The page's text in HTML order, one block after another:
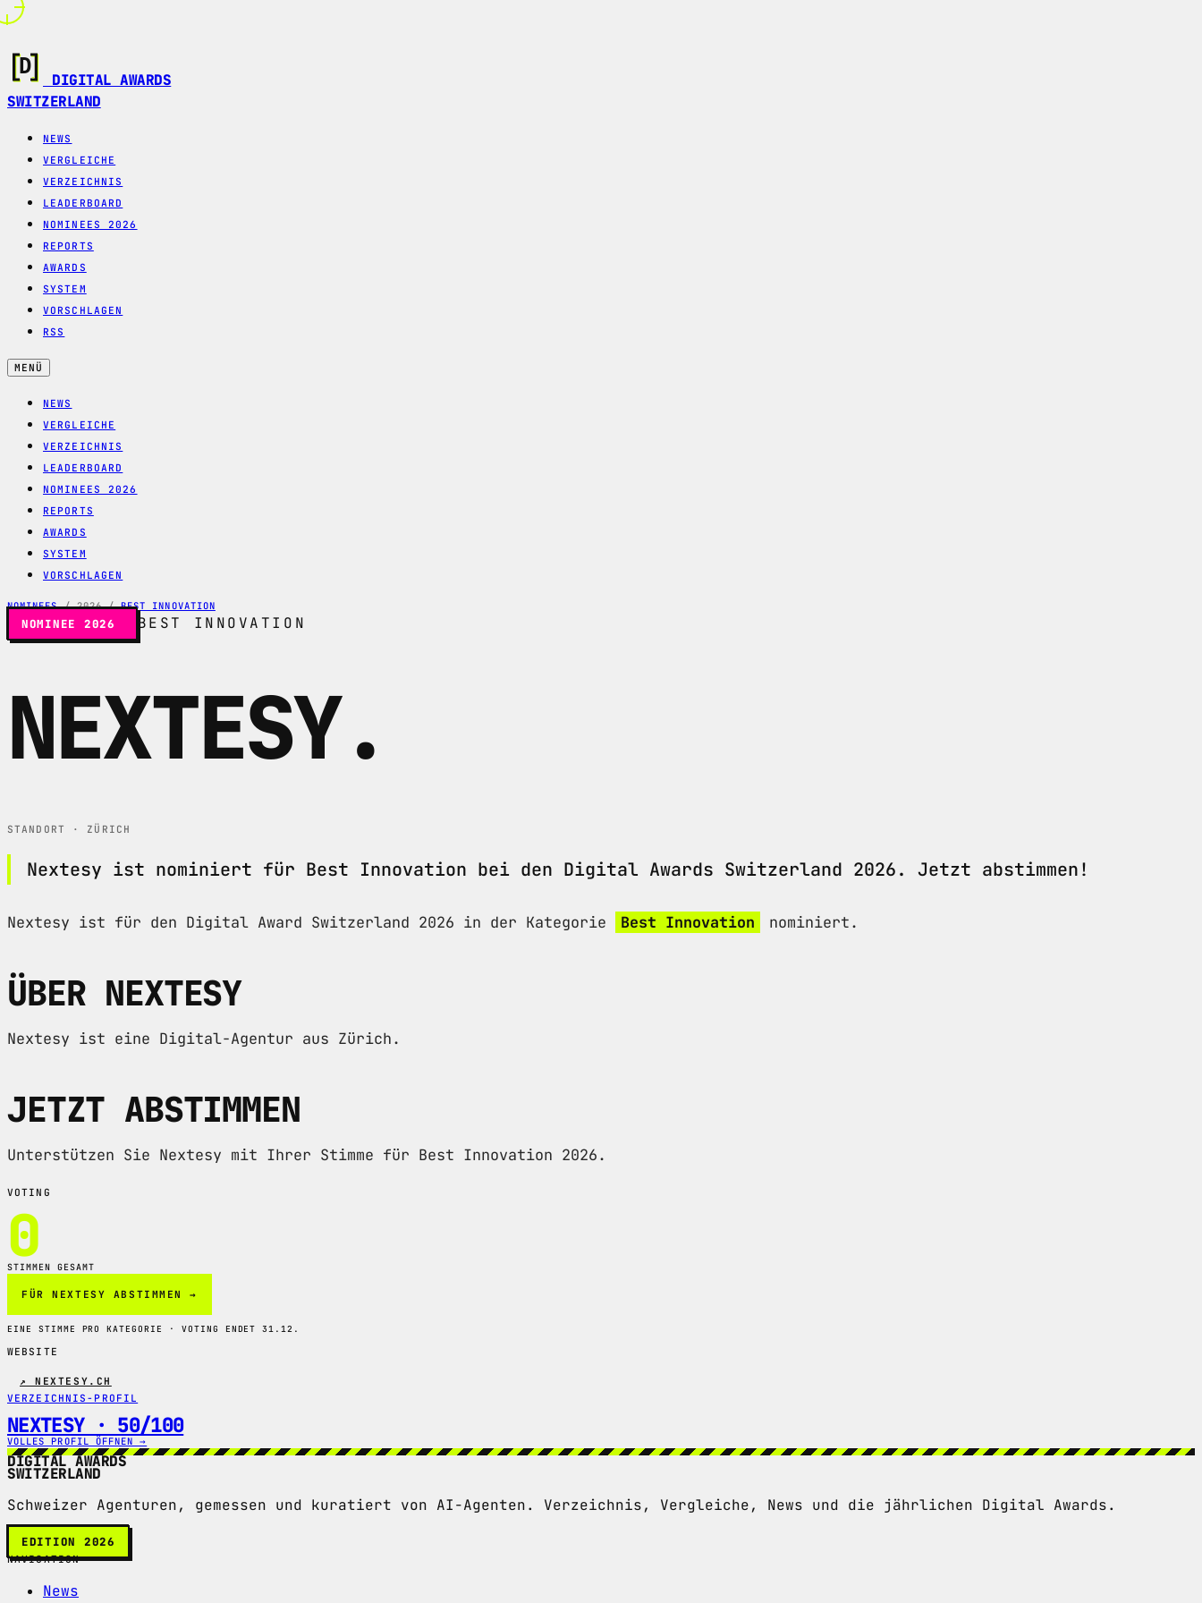
DIGITAL AWARDS
SWITZERLAND
NEWS
VERGLEICHE
VERZEICHNIS
LEADERBOARD
NOMINEES 2026
REPORTS
AWARDS
SYSTEM
VORSCHLAGEN
RSS
MENÜ
NEWS
VERGLEICHE
VERZEICHNIS
LEADERBOARD
NOMINEES 2026
REPORTS
AWARDS
SYSTEM
VORSCHLAGEN
NOMINEES / 2026 / BEST INNOVATION
NOMINEE 2026 BEST INNOVATION
NEXTESY.
STANDORT · ZÜRICH
Nextesy ist nominiert für Best Innovation bei den Digital Awards Switzerland 2026. Jetzt abstimmen!
Nextesy ist für den Digital Award Switzerland 2026 in der Kategorie Best Innovation nominiert.
ÜBER NEXTESY
Nextesy ist eine Digital-Agentur aus Zürich.
JETZT ABSTIMMEN
Unterstützen Sie Nextesy mit Ihrer Stimme für Best Innovation 2026.
VOTING
0
STIMMEN GESAMT
FÜR NEXTESY ABSTIMMEN →
EINE STIMME PRO KATEGORIE · VOTING ENDET 31.12.
WEBSITE
↗ NEXTESY.CH
VERZEICHNIS-PROFIL
NEXTESY · 50/100
VOLLES PROFIL ÖFFNEN →
DIGITAL AWARDS
SWITZERLAND
Schweizer Agenturen, gemessen und kuratiert von AI-Agenten. Verzeichnis, Vergleiche, News und die jährlichen Digital Awards.
EDITION 2026
NAVIGATION
News